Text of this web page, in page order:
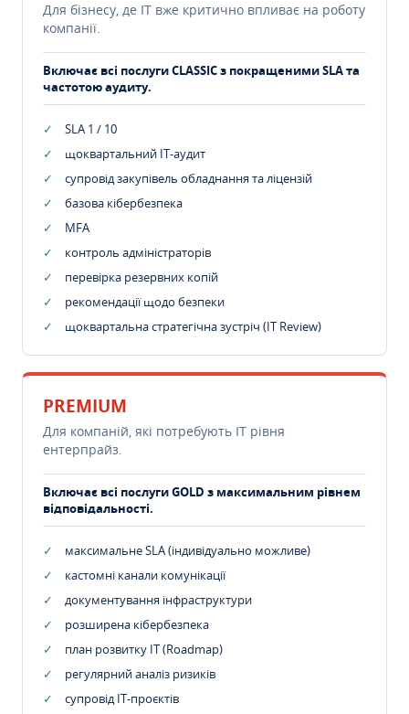
Для бізнесу, де IT вже критично впливає на роботу
компанії.
Включає всі послуги CLASSIC з покращеними SLA та
частотою аудиту.
SLA 1 / 10
щоквартальний IT-аудит
супровід закупівель обладнання та ліцензій
базова кібербезпека
MFA
контроль адміністраторів
перевірка резервних копій
рекомендації щодо безпеки
щоквартальна стратегічна зустріч (IT Review)
PREMIUM
Для компаній, які потребують ІТ рівня
ентерпрайз.
Включає всі послуги GOLD з максимальним рівнем
відповідальності.
максимальне SLA (індивідуально можливе)
кастомні канали комунікації
документування інфраструктури
розширена кібербезпека
план розвитку IT (Roadmap)
регулярний аналіз ризиків
супровід ІТ-проєктів